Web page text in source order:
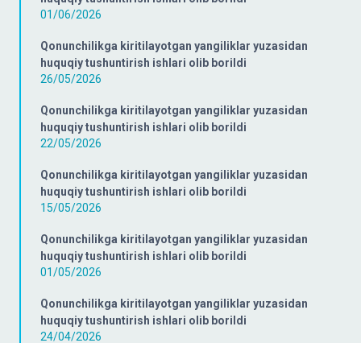
01/06/2026
Qonunchilikga kiritilayotgan yangiliklar yuzasidan
huquqiy tushuntirish ishlari olib borildi
26/05/2026
Qonunchilikga kiritilayotgan yangiliklar yuzasidan
huquqiy tushuntirish ishlari olib borildi
22/05/2026
Qonunchilikga kiritilayotgan yangiliklar yuzasidan
huquqiy tushuntirish ishlari olib borildi
15/05/2026
Qonunchilikga kiritilayotgan yangiliklar yuzasidan
huquqiy tushuntirish ishlari olib borildi
01/05/2026
Qonunchilikga kiritilayotgan yangiliklar yuzasidan
huquqiy tushuntirish ishlari olib borildi
24/04/2026